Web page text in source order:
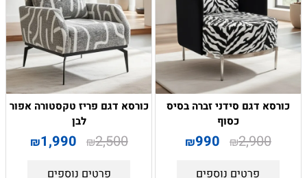
כורסא דגם סידני זברה בסיס
כסוף
₪2,900
₪990
פרטים נוספים
כורסא דגם פריז טקסטורה אפור
לבן
₪2,500
₪1,990
פרטים נוספים